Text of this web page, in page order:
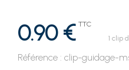
0.90 € TTC
1 clip
Référence : clip-guidage-